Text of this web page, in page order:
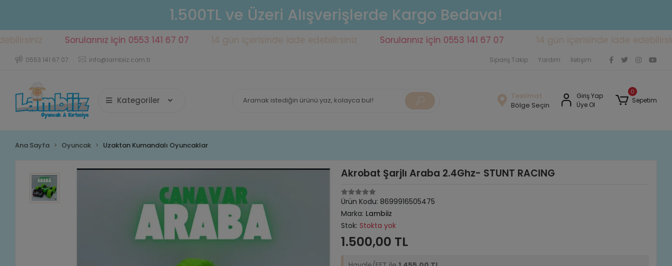
1.500TL ve Üzeri Alışverişlerde Kargo Bedava!
Sorularınız için 0553 141 67 07 14 gün içerisinde iade edebilirsiniz Sorularınız için 0553 141 67 07 14 gün içerisinde iade edebilirsiniz
0553 141 67 07 info@lambiiz.com.tr Sipariş Takip Yardım İletişim
Kategoriler
Teslimat
Bölge Seçin
Giriş Yap
Üye Ol
0
Sepetim
Ana Sayfa Oyuncak Uzaktan Kumandalı Oyuncaklar
Akrobat Şarjlı Araba 2.4Ghz- STUNT RACING
Ürün Kodu: 8699916505475
Marka: Lambiiz
Stok: Stokta yok
1.500,00 TL